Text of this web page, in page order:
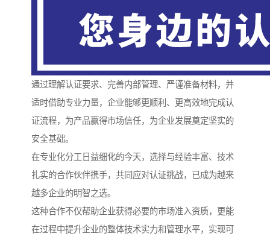
通过理解认证要求、完善内部管理、严谨准备材料，并
适时借助专业力量，企业能够更顺利、更高效地完成认
证流程，为产品赢得市场信任，为企业发展奠定坚实的
安全基础。
在专业化分工日益细化的今天，选择与经验丰富、技术
扎实的合作伙伴携手，共同应对认证挑战，已成为越来
越多企业的明智之选。
这种合作不仅帮助企业获得必要的市场准入资质，更能
在过程中提升企业的整体技术实力和管理水平，实现可